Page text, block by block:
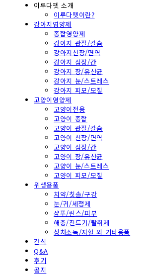
이루다펫 소개
이루다펫이란?
강아지영양제
종합영양제
강아지 관절/칼슘
강아지신장/면역
강아지 심장/간
강아지 장/유산균
강아지 눈/스트레스
강아지 피모/모질
고양이영양제
고양이전용
고양이 종합
고양이 관절/칼슘
고양이 신장/면역
고양이 심장/간
고양이 장/유산균
고양이 눈/스트레스
고양이 피모/모질
위생용품
치약/칫솔/구강
눈/귀/세정제
샴푸/린스/피부
해충/진드기/탈취제
상처소독/지혈 외 기타용품
간식
Q&A
후기
공지